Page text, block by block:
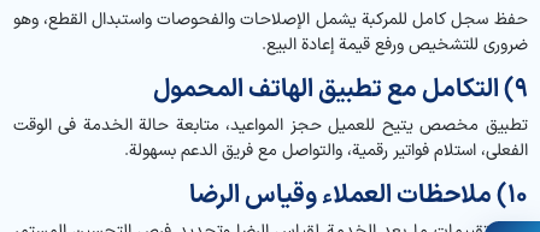
حفظ سجل كامل للمركبة يشمل الإصلاحات والفحوصات واستبدال القطع، وهو
ضروري للتشخيص ورفع قيمة إعادة البيع.
9) التكامل مع تطبيق الهاتف المحمول
تطبيق مخصص يتيح للعميل حجز المواعيد، متابعة حالة الخدمة في الوقت
الفعلي، استلام فواتير رقمية، والتواصل مع فريق الدعم بسهولة.
10) ملاحظات العملاء وقياس الرضا